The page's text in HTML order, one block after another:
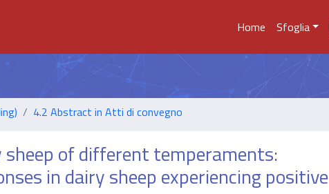
Home Sfoglia
4.2 Abstract in Atti di convegno
of different temperaments:
in dairy sheep experiencing positive